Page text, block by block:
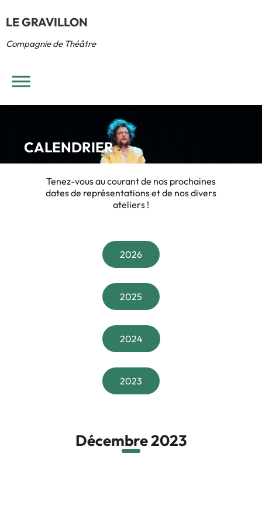
LE GRAVILLON
Compagnie de Théâtre
CALENDRIER
Tenez-vous au courant de nos prochaines
dates de représentations et de nos divers
ateliers !
2026
2025
2024
2023
Décembre 2023